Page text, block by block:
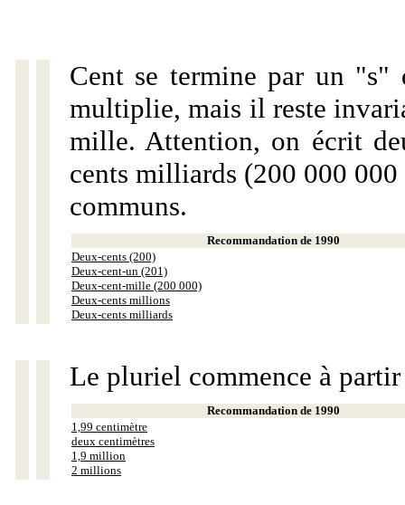
Cent se termine par un "s"
multiplie, mais il reste
mille. Attention, on écrit
cents milliards (200 000
communs.
Recommandation de 1990
Deux-cents (200)
Deux-cent-un (201)
Deux-cent-mille (200 000)
Deux-cents millions
Deux-cents milliards
Le pluriel commence à
Recommandation de 1990
1,99 centimètre
deux centimètres
1,9 million
2 millions